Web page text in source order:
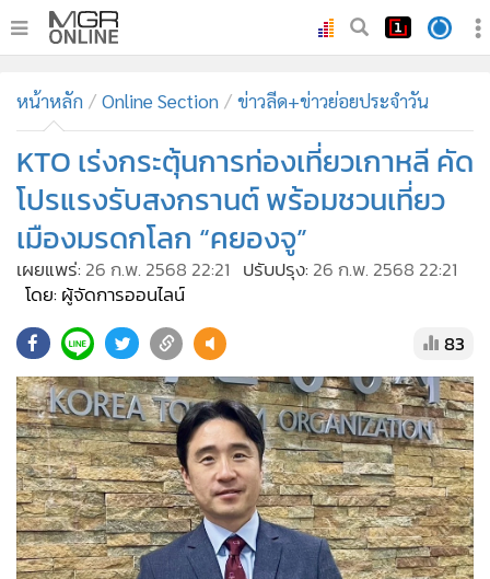
ทันเหตุการณ์
• ภาคใต้
•
ภูมิภาค
Online Section
• บันเทิง
ผู้จัดการรายวัน
• ละคร
• CbizReview
• Cyber BIZ
• ผู้จัดกวน
• Good health & Well-being
• Green Innovation & SD
• Management & HR
หน้าหลัก Online Section ข่าวลีด+ข่าวย่อยประจำวัน
KTO เร่งกระตุ้นการท่องเที่ยวเกาหลี คัด
โปรแรงรับสงกรานต์ พร้อมชวนเที่ยว
เมืองมรดกโลก “คยองจู”
เผยแพร่: 26 ก.พ. 2568 22:21 ปรับปรุง: 26 ก.พ. 2568 22:21
โดย: ผู้จัดการออนไลน์
83